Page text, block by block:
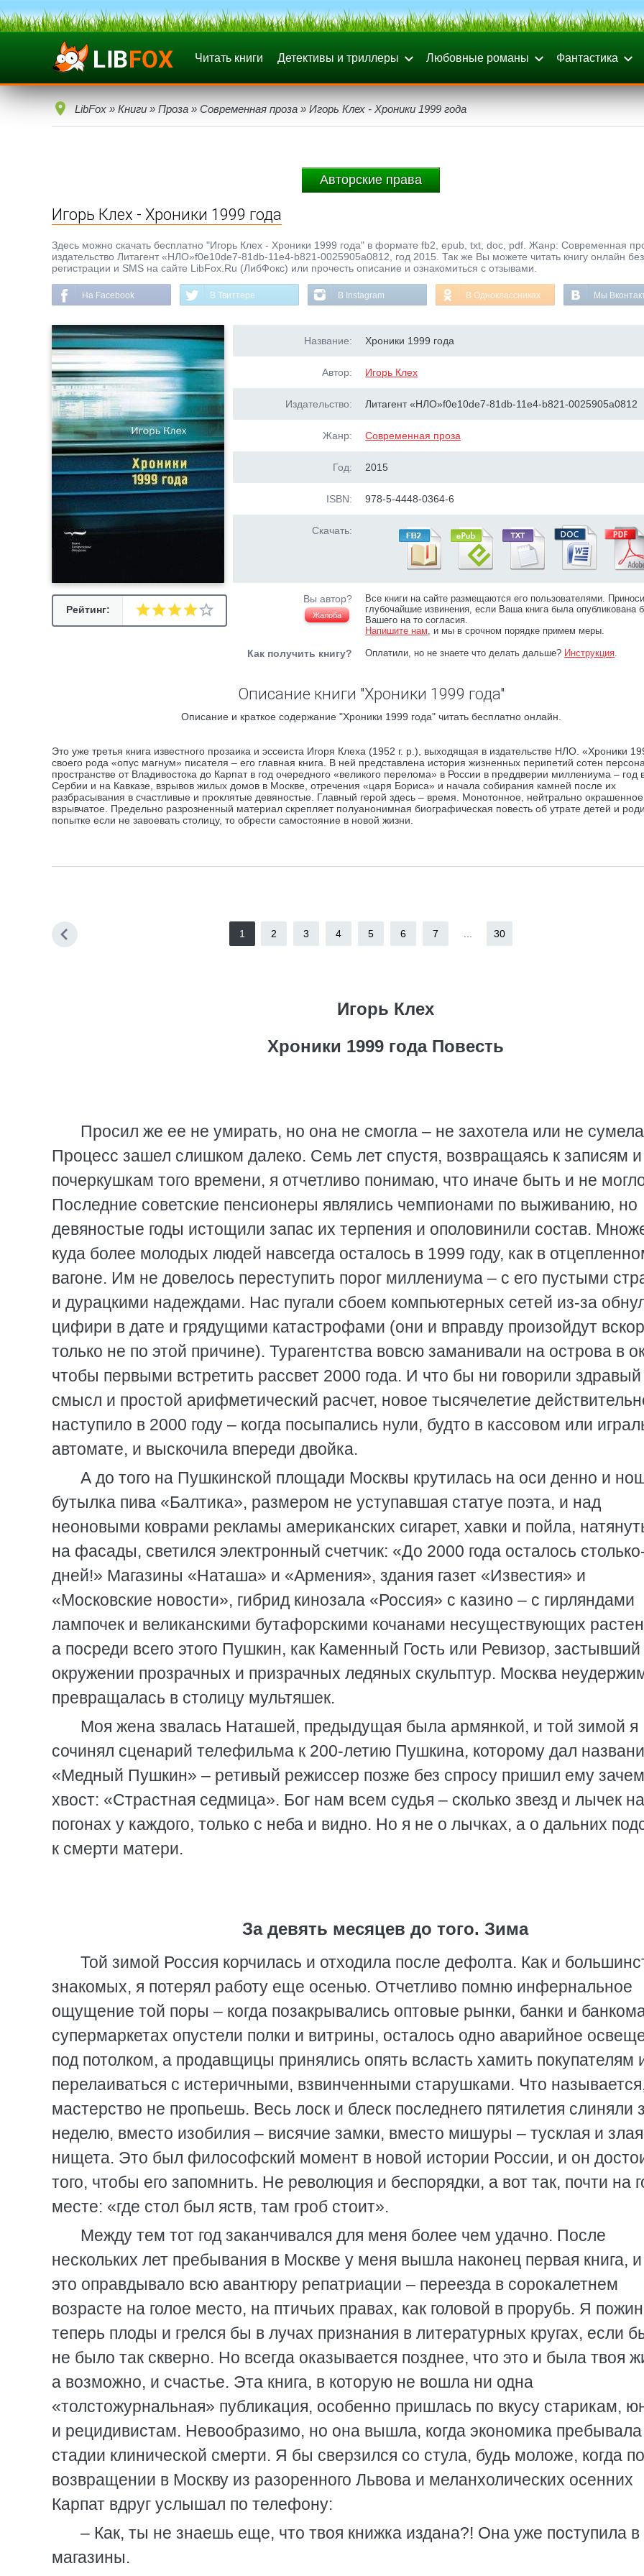
Читать книги Детективы и триллеры Любовные романы Фантастика
LibFox » Книги » Проза » Современная проза » Игорь Клех - Хроники 1999 года
Авторские права
Игорь Клех - Хроники 1999 года
Здесь можно скачать бесплатно "Игорь Клех - Хроники 1999 года" в формате fb2, epub, txt, doc, pdf. Жанр: Современная
издательство Литагент «НЛО»f0e10de7-81db-11e4-b821-0025905a0812, год 2015. Так же Вы можете читать книгу онлайн без
регистрации и SMS на сайте LibFox.Ru (ЛибФокс) или прочесть описание и ознакомиться с отзывами.
На Facebook В Твиттере В Instagram В Одноклассниках Мы
Рейтинг:
Название: Хроники 1999 года
Автор: Игорь Клех
Издательство: Литагент «НЛО»f0e10de7-81db-11e4-b821-0025905a0812
Жанр: Современная проза
Год: 2015
ISBN: 978-5-4448-0364-6
Скачать:
Вы автор?
Жалоба
Все книги на сайте размещаются его пользователями.
глубочайшие извинения, если Ваша книга была опубликована
Вашего на то согласия.
Напишите нам, и мы в срочном порядке примем меры.
Как получить книгу? Оплатили, но не знаете что делать дальше? Инструкция.
Описание книги "Хроники 1999 года"
Описание и краткое содержание "Хроники 1999 года" читать бесплатно онлайн.
Это уже третья книга известного прозаика и эссеиста Игоря Клеха (1952 г. р.), выходящая в издательстве НЛО. «Хроники
своего рода «опус магнум» писателя – его главная книга. В ней представлена история жизненных перипетий сотен
пространстве от Владивостока до Карпат в год очередного «великого перелома» в России в преддверии миллениума – год
Сербии и на Кавказе, взрывов жилых домов в Москве, отречения «царя Бориса» и начала собирания камней после их
разбрасывания в счастливые и проклятые девяностые. Главный герой здесь – время. Монотонное, нейтрально
взрывчатое. Предельно разрозненный материал скрепляет полуанонимная биографическая повесть об утрате детей и
попытке если не завоевать столицу, то обрести самостояние в новой жизни.
1 2 3 4 5 6 7 30
Игорь Клех
Хроники 1999 года Повесть
Просил же ее не умирать, но она не смогла – не захотела или не
Процесс зашел слишком далеко. Семь лет спустя, возвращаясь к записям и
почеркушкам того времени, я отчетливо понимаю, что иначе быть и не
Последние советские пенсионеры являлись чемпионами по выживанию, но
девяностые годы истощили запас их терпения и ополовинили состав.
куда более молодых людей навсегда осталось в 1999 году, как в
вагоне. Им не довелось переступить порог миллениума – с его пустыми
и дурацкими надеждами. Нас пугали сбоем компьютерных сетей из-за
цифири в дате и грядущими катастрофами (они и вправду произойдут
только не по этой причине). Турагентства вовсю заманивали на острова в
чтобы первыми встретить рассвет 2000 года. И что бы ни говорили здравый
смысл и простой арифметический расчет, новое тысячелетие
наступило в 2000 году – когда посыпались нули, будто в кассовом или
автомате, и выскочила впереди двойка.
А до того на Пушкинской площади Москвы крутилась на оси денно и
бутылка пива «Балтика», размером не уступавшая статуе поэта, и над
неоновыми коврами рекламы американских сигарет, хавки и пойла,
на фасады, светился электронный счетчик: «До 2000 года осталось
дней!» Магазины «Наташа» и «Армения», здания газет «Известия» и
«Московские новости», гибрид кинозала «Россия» с казино – с гирляндами
лампочек и великанскими бутафорскими кочанами несуществующих
а посреди всего этого Пушкин, как Каменный Гость или Ревизор, застывший
окружении прозрачных и призрачных ледяных скульптур. Москва
превращалась в столицу мультяшек.
Моя жена звалась Наташей, предыдущая была армянкой, и той зимой я
сочинял сценарий телефильма к 200-летию Пушкина, которому дал
«Медный Пушкин» – ретивый режиссер позже без спросу пришил ему
хвост: «Страстная седмица». Бог нам всем судья – сколько звезд и лычек на
погонах у каждого, только с неба и видно. Но я не о лычках, а о дальних
к смерти матери.
За девять месяцев до того. Зима
Той зимой Россия корчилась и отходила после дефолта. Как и
знакомых, я потерял работу еще осенью. Отчетливо помню инфернальное
ощущение той поры – когда позакрывались оптовые рынки, банки и
супермаркетах опустели полки и витрины, осталось одно аварийное
под потолком, а продавщицы принялись опять всласть хамить покупателям
перелаиваться с истеричными, взвинченными старушками. Что
мастерство не пропьешь. Весь лоск и блеск последнего пятилетия слиняли
неделю, вместо изобилия – висячие замки, вместо мишуры – тусклая и злая
нищета. Это был философский момент в новой истории России, и он
того, чтобы его запомнить. Не революция и беспорядки, а вот так, почти на
месте: «где стол был яств, там гроб стоит».
Между тем тот год заканчивался для меня более чем удачно. После
нескольких лет пребывания в Москве у меня вышла наконец первая книга,
это оправдывало всю авантюру репатриации – переезда в сорокалетнем
возрасте на голое место, на птичьих правах, как головой в прорубь. Я
теперь плоды и грелся бы в лучах признания в литературных кругах, если
не было так скверно. Но всегда оказывается позднее, что это и была твоя
а возможно, и счастье. Эта книга, в которую не вошла ни одна
«толстожурнальная» публикация, особенно пришлась по вкусу старикам,
и рецидивистам. Невообразимо, но она вышла, когда экономика
стадии клинической смерти. Я бы сверзился со стула, будь моложе, когда по
возвращении в Москву из разоренного Львова и меланхолических осенних
Карпат вдруг услышал по телефону:
– Как, ты не знаешь еще, что твоя книжка издана?! Она уже поступила в
магазины.